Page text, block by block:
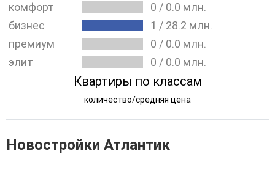
комплекс располагается очень удобно, недалеко метро
Аэропорт. Весь общественный транспорт ходит
постоянно. Рядом расположены парковые зоны и
скверы, поэтому экологическая обстановка
располагает не только к комфортному проживанию, но
комфорт
0 / 0.0 млн.
бизнес
1 / 28.2 млн.
премиум
0 / 0.0 млн.
элит
0 / 0.0 млн.
Квартиры по классам
количество/средняя цена
Новостройки Атлантик